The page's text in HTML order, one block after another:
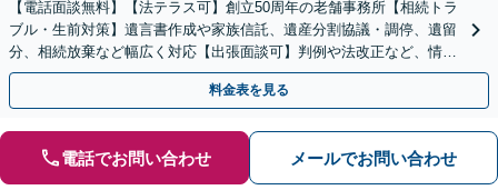
【電話面談無料】【法テラス可】創立50周年の老舗事務所【相続トラ
ブル・生前対策】遺言書作成や家族信託、遺産分割協議・調停、遺留
分、相続放棄など幅広く対応【出張面談可】判例や法改正など、情報
を収集し、適切な解決策を提案【静岡駅10分】
料金表を見る
電話でお問い合わせ メールでお問い合わせ